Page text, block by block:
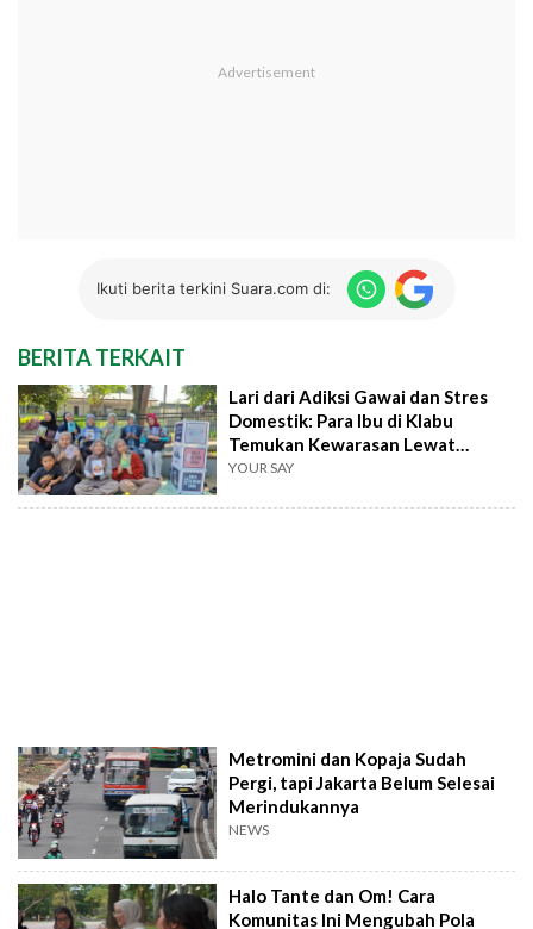
Ikuti berita terkini Suara.com di:
BERITA TERKAIT
Lari dari Adiksi Gawai dan Stres
Domestik: Para Ibu di Klabu
Temukan Kewarasan Lewat
Literasi
YOUR SAY
Metromini dan Kopaja Sudah
Pergi, tapi Jakarta Belum Selesai
Merindukannya
NEWS
Halo Tante dan Om! Cara
Komunitas Ini Mengubah Pola